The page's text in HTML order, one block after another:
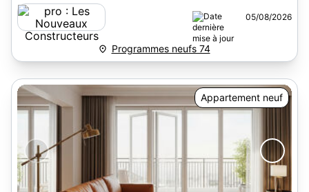
05/08/2026
Programmes neufs 74
Appartement neuf